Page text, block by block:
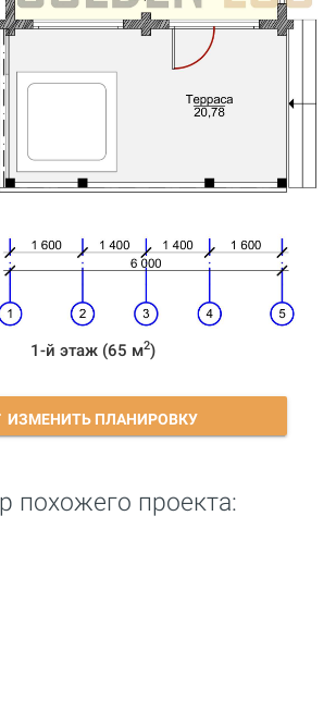
1-й этаж (65 м2)
ИЗМЕНИТЬ ПЛАНИРОВКУ
похожего проекта: